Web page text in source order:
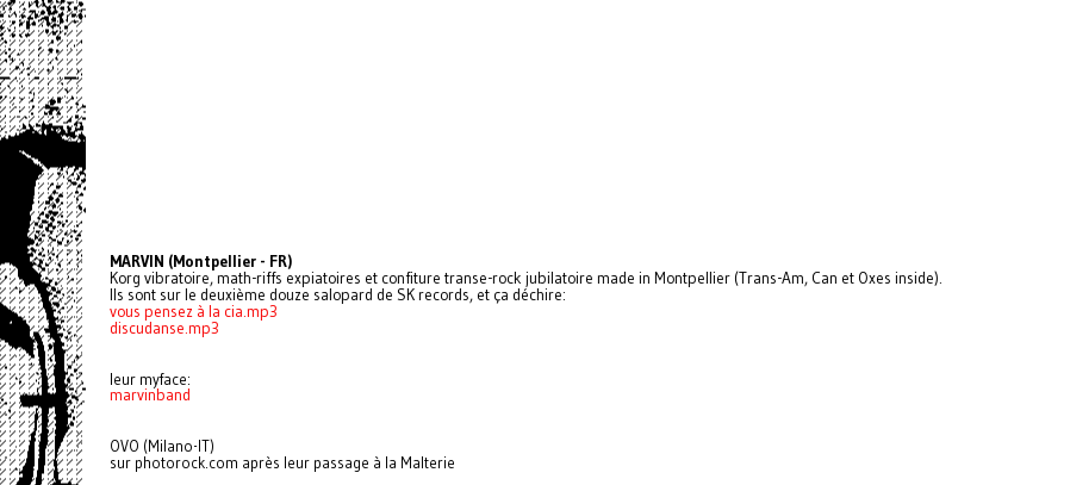
MARVIN (Montpellier - FR)
Korg vibratoire, math-riffs expiatoires et confiture transe-rock jubilatoire made in Montpellier (Trans-Am, Can et Oxes inside).
Ils sont sur le deuxième douze salopard de SK records, et ça déchire:
vous pensez à la cia.mp3
discudanse.mp3
leur myface:
marvinband
OVO (Milano-IT)
sur photorock.com après leur passage à la Malterie